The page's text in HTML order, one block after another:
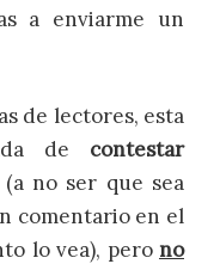
a enviarme un
de lectores, esta
de contestar
(a no ser que sea
comentario en el
lo vea), pero no